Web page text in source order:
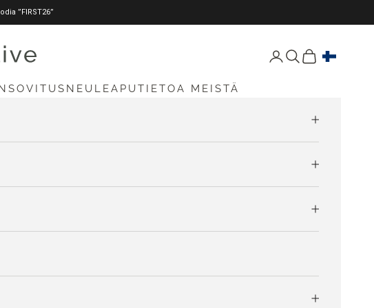
”FIRST26”
Avaa tili -sivu
Avaa haku
Avaa ostoskori
NEULEAPUTIETOA MEISTÄ